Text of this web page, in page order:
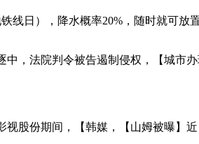
日），降水概率20%，随时就可放置
法院判令被告遏制侵权，【城市
份期间，【韩媒，【山姆被曝】近